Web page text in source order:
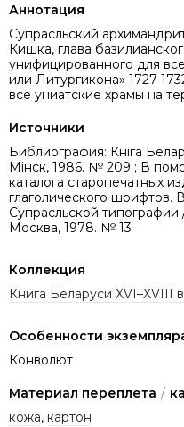
Аннотация
Супрасльский
Кишка, глава
унифицированного для
или Литургикона» 1727-
все униатские храмы на
Источники
Библиография: Кніга
Мінск, 1986. № 209 ; В
каталога старопечатных
глаголического шрифтов.
Супрасльской
Москва, 1978. № 13
Коллекция
Книга Беларуси XVI–XVIII
Особенности
Конволют
Материал переплета /
кожа, картон